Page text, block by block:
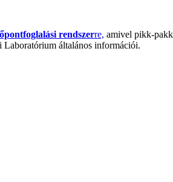
rendszerre, amivel pikk-
általános információi.